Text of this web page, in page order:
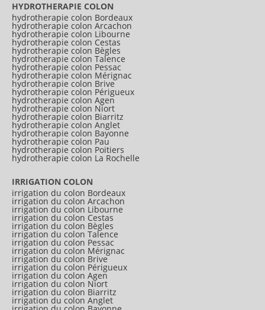
HYDROTHERAPIE COLON
hydrotherapie colon Bordeaux
hydrotherapie colon Arcachon
hydrotherapie colon Libourne
hydrotherapie colon Cestas
hydrotherapie colon Bègles
hydrotherapie colon Talence
hydrotherapie colon Pessac
hydrotherapie colon Mérignac
hydrotherapie colon Brive
hydrotherapie colon Périgueux
hydrotherapie colon Agen
hydrotherapie colon Niort
hydrotherapie colon Biarritz
hydrotherapie colon Anglet
hydrotherapie colon Bayonne
hydrotherapie colon Pau
hydrotherapie colon Poitiers
hydrotherapie colon La Rochelle
IRRIGATION COLON
irrigation du colon Bordeaux
irrigation du colon Arcachon
irrigation du colon Libourne
irrigation du colon Cestas
irrigation du colon Bègles
irrigation du colon Talence
irrigation du colon Pessac
irrigation du colon Mérignac
irrigation du colon Brive
irrigation du colon Périgueux
irrigation du colon Agen
irrigation du colon Niort
irrigation du colon Biarritz
irrigation du colon Anglet